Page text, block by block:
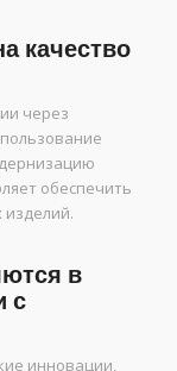
качество
через
обеспечить
изделий.
в
с
инновации,